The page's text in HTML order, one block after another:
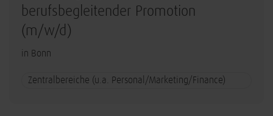
berufsbegleitender Promotion
(m/w/d)
in Bonn
Zentralbereiche (u.a. Personal/Marketing/Finance)